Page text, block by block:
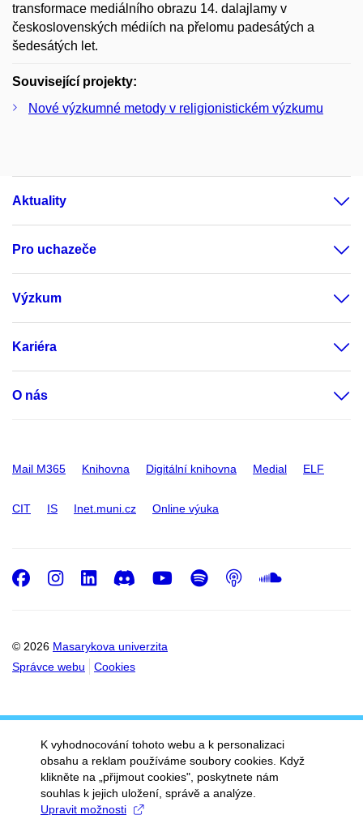
transformace mediálního obrazu 14. dalajlamy v
československých médiích na přelomu padesátých a
šedesátých let.
Související projekty:
Nové výzkumné metody v religionistickém výzkumu
Aktuality
Pro uchazeče
Výzkum
Kariéra
O nás
Mail M365 Knihovna Digitální knihovna Medial ELF
CIT IS Inet.muni.cz Online výuka
© 2026 Masarykova univerzita
Správce webu
Cookies
Facebook
Instagram
LinkedIn
DiscordYoutube
Spotify
Podcast
K vyhodnocování tohoto webu a k personalizaci
obsahu a reklam používáme soubory cookies. Když
klikněte na „přijmout cookies", poskytnete nám
souhlas k jejich uložení, správě a analýze.
Upravit možnosti